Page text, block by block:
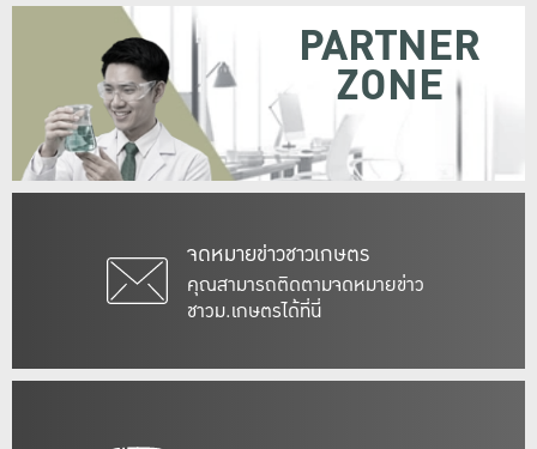
จดหมายข่าวชาวเกษตร
คุณสามารถติดตามจดหมายข่าว
ชาวม.เกษตรได้ที่นี่
PARTNER
ZONE